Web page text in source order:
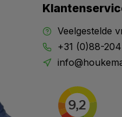
Veelgestelde
+31 (0)88-